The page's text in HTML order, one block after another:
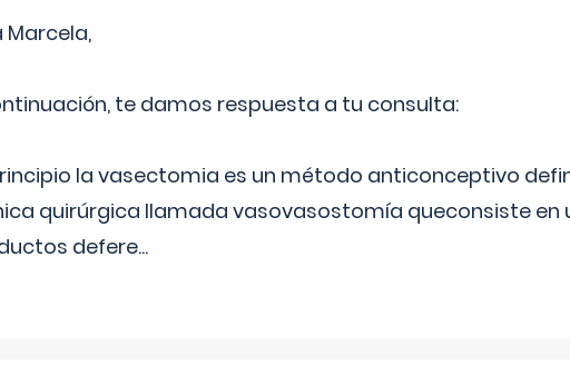
Marcela,
te damos respuesta a tu consulta:
la vasectomia es un método anticonceptivo
quirúrgica llamada vasovasostomía queconsiste en
defere...